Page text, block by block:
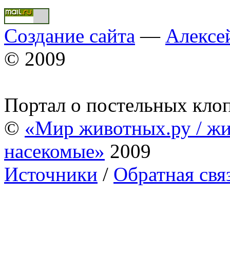
Создание сайта —
© 2009
Портал о постельных
© «Мир животных.ру /
насекомые» 2009
Источники / Обратная